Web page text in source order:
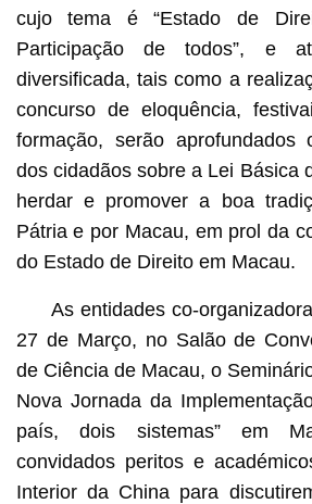
cujo tema é “Estado de
Participação de todos”, e
diversificada, tais como a
concurso de eloquência,
formação, serão aprofundados
dos cidadãos sobre a Lei Básica
herdar e promover a boa
Pátria e por Macau, em prol da
do Estado de Direito em Macau.
As entidades co-
27 de Março, no Salão de
de Ciência de Macau, o
Nova Jornada da
país, dois sistemas” em
convidados peritos e
Interior da China para